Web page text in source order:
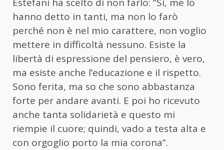
Estefani ha scelto di non farlo: “Sì, me lo
hanno detto in tanti, ma non lo farò
perché non è nel mio carattere, non voglio
mettere in difficoltà nessuno. Esiste la
libertà di espressione del pensiero, è vero,
ma esiste anche l’educazione e il rispetto.
Sono ferita, ma so che sono abbastanza
forte per andare avanti. E poi ho ricevuto
anche tanta solidarietà e questo mi
riempie il cuore; quindi, vado a testa alta e
con orgoglio porto la mia corona”.